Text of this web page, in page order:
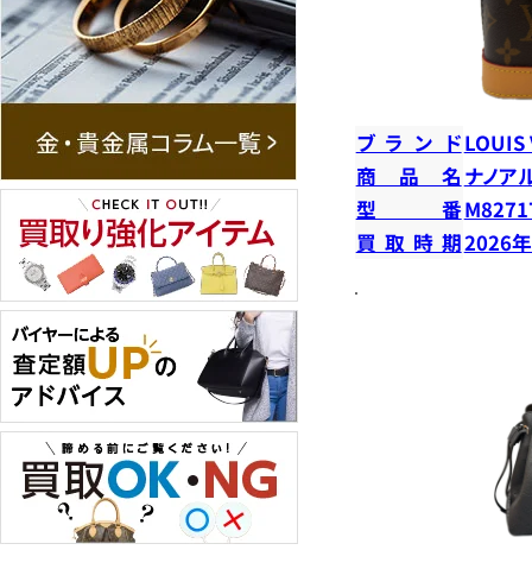
ブランドLOUIS
商品名 ナノア
型番
買取時期2026